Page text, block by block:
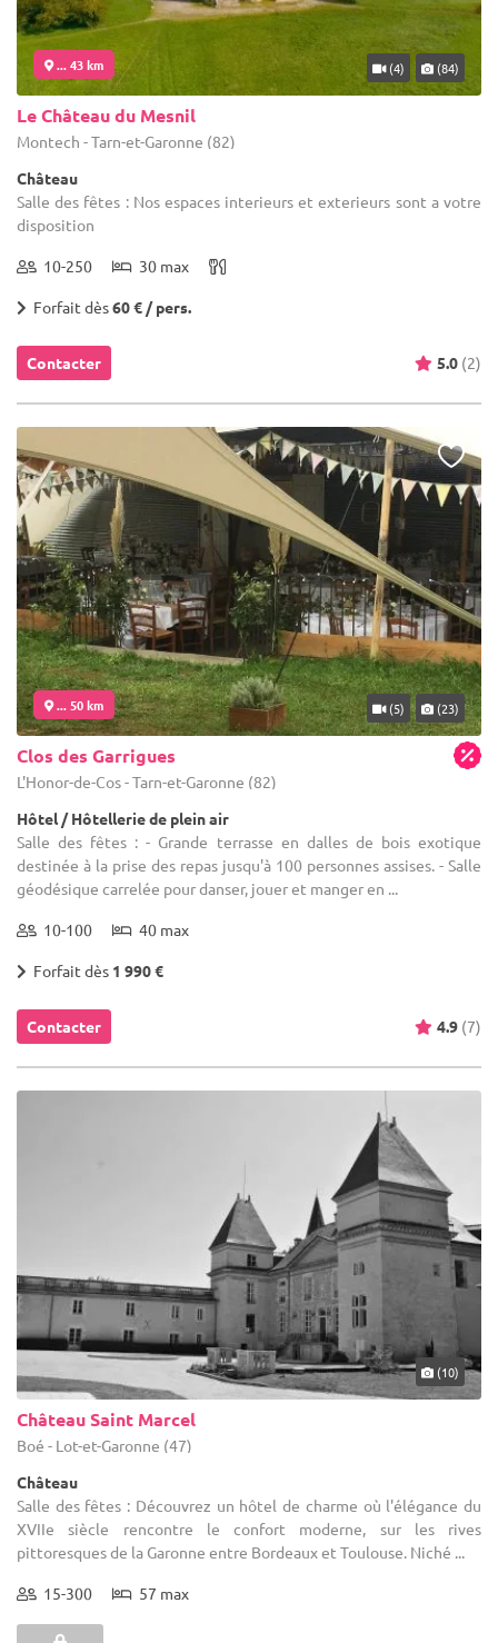
... 43 km (4) (84)
Le Château du Mesnil
Montech - Tarn-et-Garonne (82)
Château
Salle des fêtes : Nos espaces interieurs et exterieurs sont a votre
disposition
10-250 30 max
Forfait dès60 € / pers.
Contacter 5.0 (2)
... 50 km (5) (23)
Clos des Garrigues
L'Honor-de-Cos - Tarn-et-Garonne (82)
Hôtel / Hôtellerie de plein air
Salle des fêtes : - Grande terrasse en dalles de bois exotique
destinée à la prise des repas jusqu'à 100 personnes assises. - Salle
géodésique carrelée pour danser, jouer et manger en ...
10-100 40 max
Forfait dès 1 990 €
Contacter 4.9 (7)
(10)
Château Saint Marcel
Boé - Lot-et-Garonne (47)
Château
Salle des fêtes : Découvrez un hôtel de charme où l'élégance du
XVIIe siècle rencontre le confort moderne, sur les rives
pittoresques de la Garonne entre Bordeaux et Toulouse. Niché ...
15-300 57 max